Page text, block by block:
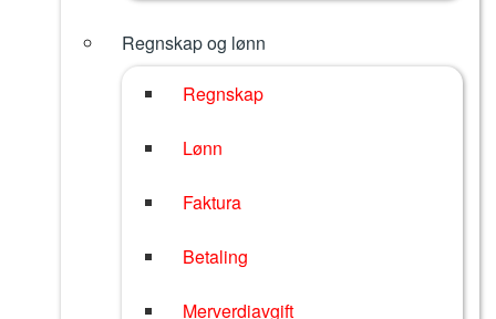
Regnskap og lønn
Regnskap
Lønn
Faktura
Betaling
Merverdiavgift